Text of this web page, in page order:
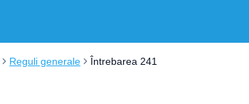
Reguli generale Întrebarea 241